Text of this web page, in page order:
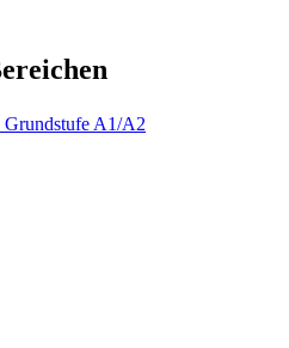
Grundstufe A1/A2